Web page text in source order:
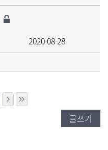
2020-08-28
글쓰기